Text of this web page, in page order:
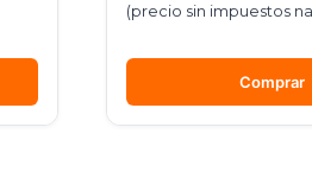
(precio sin impuestos
Comprar